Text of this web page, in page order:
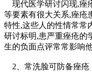
现代医学研讨闪现,痤
等要素有很大关系,痤疮
特性,这些人的性情常常
研讨标明,患严重痤疮的
生的负面点评常常影响
2、常洗脸可防备痤疮